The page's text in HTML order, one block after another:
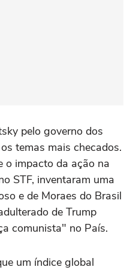
pelo governo dos
temas mais checados.
o impacto da ação na
STF, inventaram uma
e de Moraes do Brasil
de Trump
comunista" no País.
um índice global